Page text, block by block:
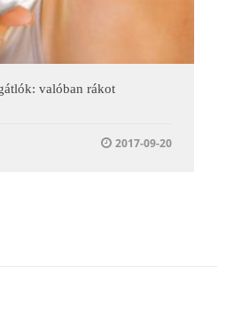
valóban rákot
2017-09-20